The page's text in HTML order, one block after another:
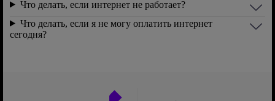
Что делать, если интернет не работает?
Что делать, если я не могу оплатить интернет
сегодня?